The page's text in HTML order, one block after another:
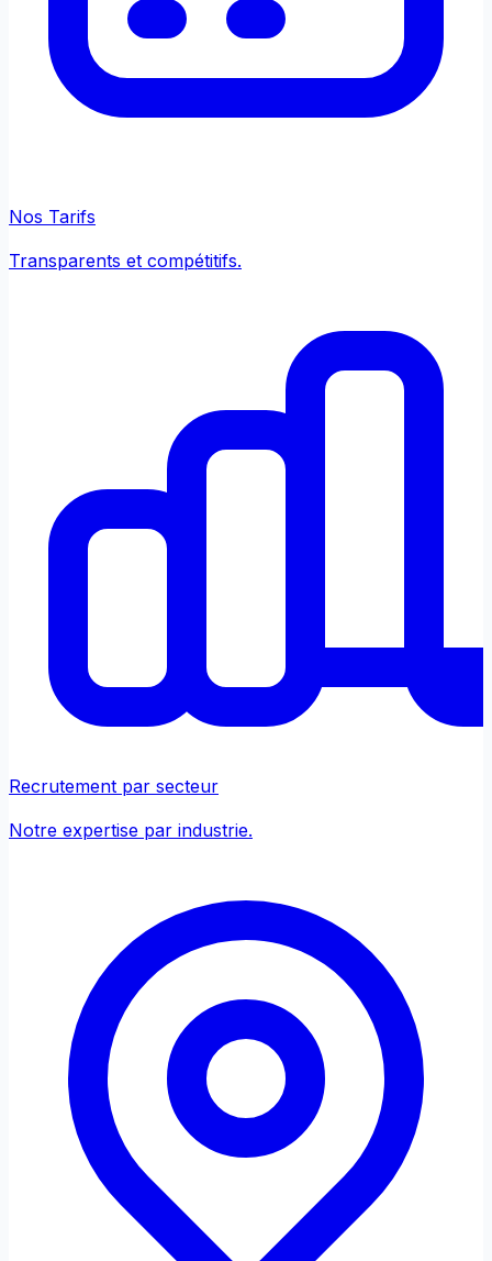
Nos Tarifs
Transparents et compétitifs.
Recrutement par secteur
Notre expertise par industrie.